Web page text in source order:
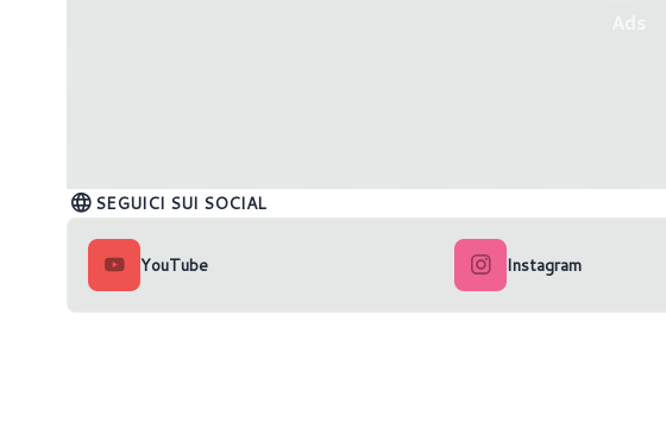
SEGUICI SUI SOCIAL
YouTube Instagram